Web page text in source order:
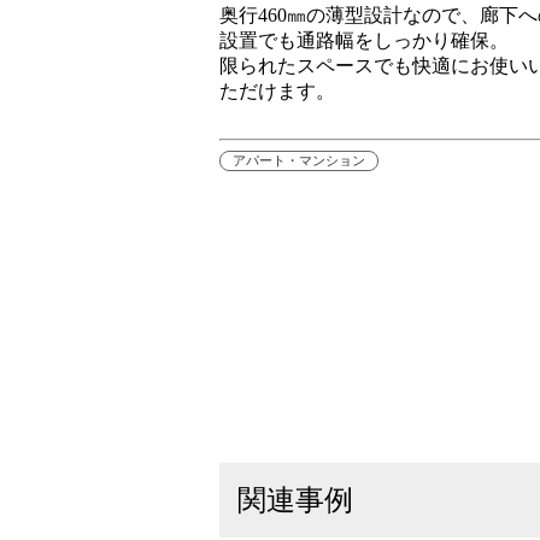
奥行460㎜の薄型設計なので、廊下
設置でも通路幅をしっかり確保。
限られたスペースでも快適にお使い
ただけます。
アパート・マンション
関連事例